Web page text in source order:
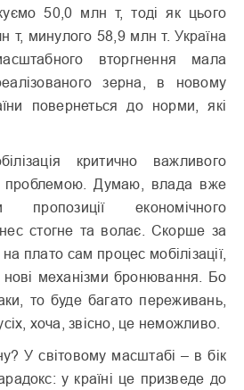
50,0 млн т, тоді як цього
т, минулого 58,9 млн т. Україна
вторг­нення мала
зерна, в новому
повернеться до норми, які
критично важливого
проблемою. Думаю, влада вже
пропозиції економічного
стогне та волає. Скорше за
плато сам процес мобілізації,
механізми бронювання. Бо
то буде багато переживань,
хоча, звісно, це неможливо.
У світовому масштабі – в бік
у країні це призведе до